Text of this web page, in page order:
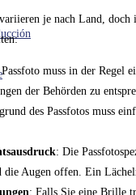
je nach Land,
muss in der Regel
der Behörden zu
des Passfotos muss
: Die
die Augen offen. Ein
: Falls Sie eine Brille